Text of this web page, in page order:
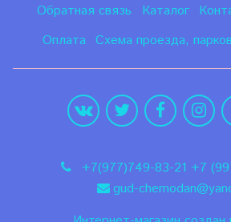
Обратная связь
Каталог
Оплата Схема проезда,
+7(977)749-83-21 +7
gud-